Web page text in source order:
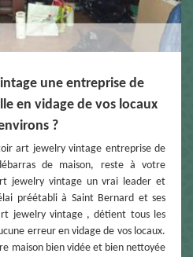
une entreprise de
en vidage de vos locaux
?
art jewelry vintage entreprise de
de maison, reste à votre
jewelry vintage un vrai leader et
préétabli à Saint Bernard et ses
jewelry vintage , détient tous les
erreur en vidage de vos locaux.
maison bien vidée et bien nettoyée